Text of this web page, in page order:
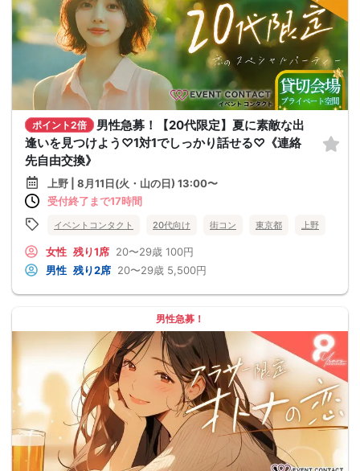
ポイント2倍
男性急募！【20代限定】夏に素敵な出
逢いを見つけよう♡1対1でしっかり話せる♡《連絡
先自由交換》
上野 | 8月11日(火・山の日) 13:00〜
受付終了まで17時間
イベントコンタクト 20代向け 街コン 東京都 上野
女性 残り1席 20〜29歳 100円
男性 残り2席 20〜29歳 5,500円
男性急募！